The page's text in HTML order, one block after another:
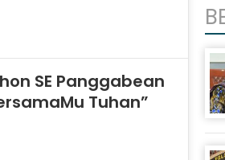
SE Panggabean
Tuhan”